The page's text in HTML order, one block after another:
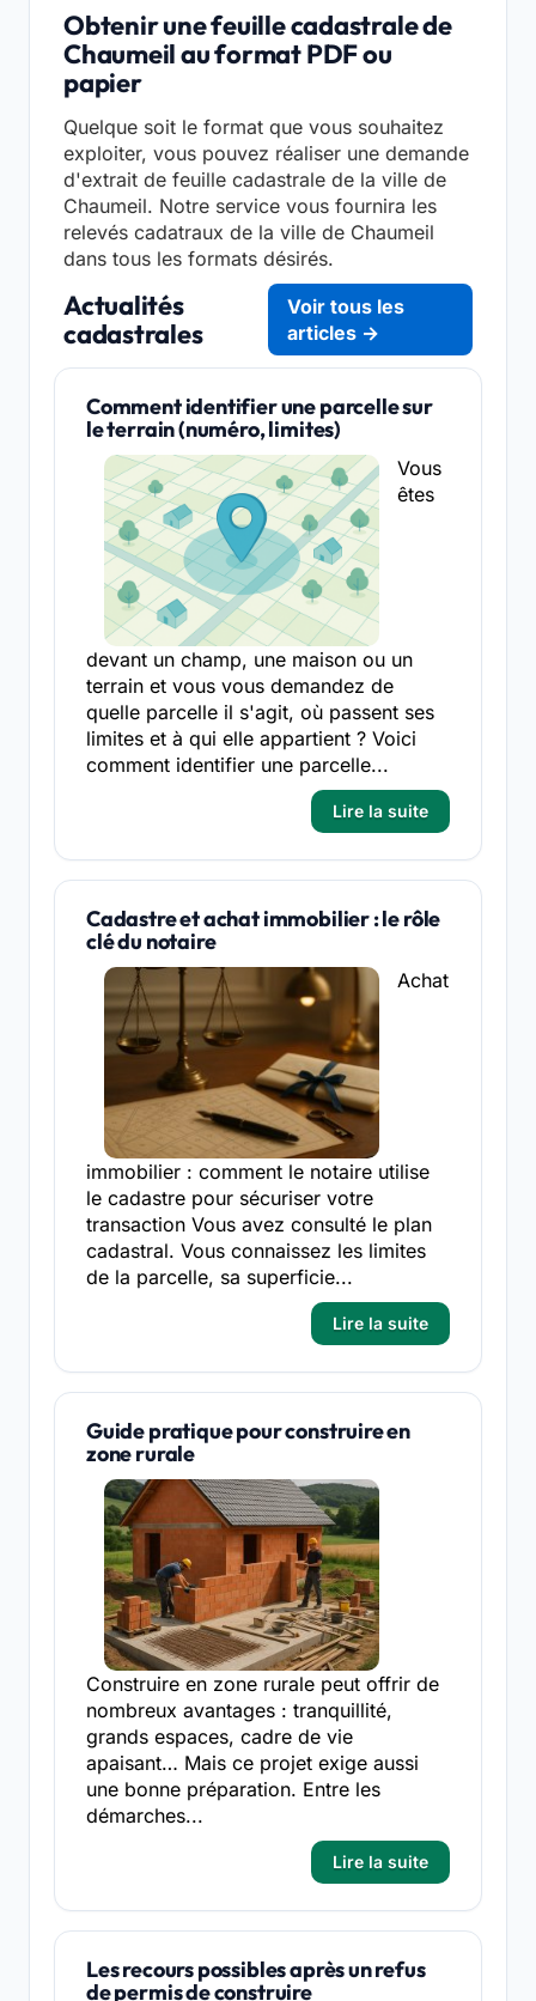
Obtenir une feuille cadastrale de
Chaumeil au format PDF ou
papier
Quelque soit le format que vous souhaitez
exploiter, vous pouvez réaliser une demande
d'extrait de feuille cadastrale de la ville de
Chaumeil. Notre service vous fournira les
relevés cadatraux de la ville de Chaumeil
dans tous les formats désirés.
Actualités
cadastrales
Voir tous les
articles →
Comment identifier une parcelle sur
le terrain (numéro, limites)
Vous
êtes
devant un champ, une maison ou un
terrain et vous vous demandez de
quelle parcelle il s'agit, où passent ses
limites et à qui elle appartient ? Voici
comment identifier une parcelle...
Lire la suite
Cadastre et achat immobilier : le rôle
clé du notaire
Achat
immobilier : comment le notaire utilise
le cadastre pour sécuriser votre
transaction Vous avez consulté le plan
cadastral. Vous connaissez les limites
de la parcelle, sa superficie...
Lire la suite
Guide pratique pour construire en
zone rurale
Construire en zone rurale peut offrir de
nombreux avantages : tranquillité,
grands espaces, cadre de vie
apaisant… Mais ce projet exige aussi
une bonne préparation. Entre les
démarches...
Lire la suite
Les recours possibles après un refus
de permis de construire